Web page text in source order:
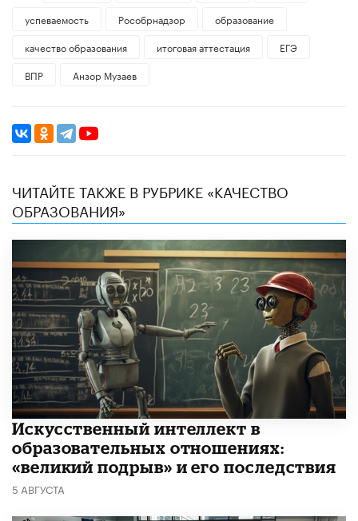
успеваемость
Рособрнадзор
образование
качество образования
итоговая аттестация
ЕГЭ
ВПР
Анзор Музаев
ЧИТАЙТЕ ТАКЖЕ В РУБРИКЕ «КАЧЕСТВО
ОБРАЗОВАНИЯ»
​Искусственный интеллект в
образовательных отношениях:
«великий подрыв» и его последствия
5 АВГУСТА